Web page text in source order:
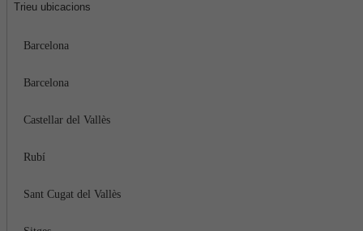
Trieu ubicacions
Barcelona
Barcelona
Castellar del Vallès
Rubí
Sant Cugat del Vallès